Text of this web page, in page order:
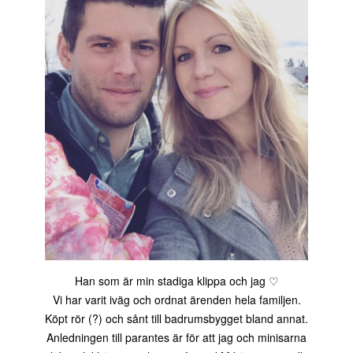
Han som är min stadiga klippa och jag ♡
Vi har varit iväg och ordnat ärenden hela familjen.
Köpt rör (?) och sånt till badrumsbygget bland annat.
Anledningen till parantes är för att jag och minisarna